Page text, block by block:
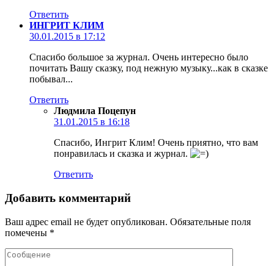
Ответить
ИНГРИТ КЛИМ
30.01.2015 в 17:12
Спасибо большое за журнал. Очень интересно было
почитать Вашу сказку, под нежную музыку...как в сказке
побывал...
Ответить
Людмила Поцепун
31.01.2015 в 16:18
Спасибо, Ингрит Клим! Очень приятно, что вам
понравилась и сказка и журнал.
Ответить
Добавить комментарий
Ваш адрес email не будет опубликован. Обязательные поля
помечены *